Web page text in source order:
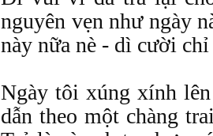
nguyên vẹn như ngày
này nữa nè - dì cười
Ngày tôi xúng xính
dẫn theo một chàng